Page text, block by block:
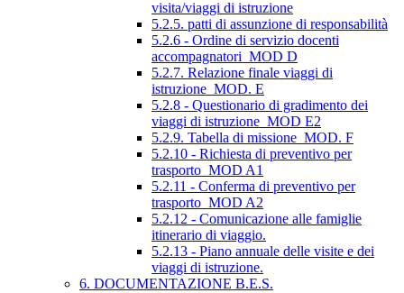
visita/viaggi di istruzione
5.2.5. patti di assunzione di responsabilità
5.2.6 - Ordine di servizio docenti
accompagnatori_MOD D
5.2.7. Relazione finale viaggi di
istruzione_MOD. E
5.2.8 - Questionario di gradimento dei
viaggi di istruzione_MOD E2
5.2.9. Tabella di missione_MOD. F
5.2.10 - Richiesta di preventivo per
trasporto_MOD A1
5.2.11 - Conferma di preventivo per
trasporto_MOD A2
5.2.12 - Comunicazione alle famiglie
itinerario di viaggio.
5.2.13 - Piano annuale delle visite e dei
viaggi di istruzione.
6. DOCUMENTAZIONE B.E.S.